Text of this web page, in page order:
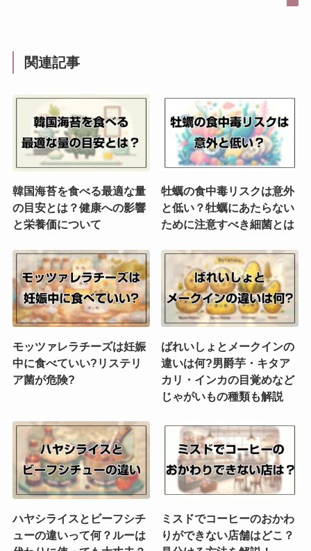
関連記事
韓国海苔を食べる最適な量
の目安とは？健康への影響
と栄養価について
牡蠣の食中毒リスクは意外
と低い？牡蠣にあたらない
ために注意すべき細菌とは
モッツァレラチーズは妊娠
中に食べていい?リステリ
ア菌が危険?
ばれいしょとメークインの
違いは何?男爵芋・キタア
カリ・インカの目覚めなど
じゃがいもの種類も解説
ハヤシライスとビーフシチ
ューの違いって何？ルーは
ミスドでコーヒーのおかわ
りができない店舗はどこ？